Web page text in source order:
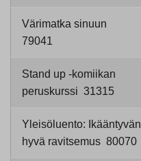
Värimatka sinuun
79041
Stand up -komiikan
peruskurssi 31315
Yleisöluento: Ikääntyvän
hyvä ravitsemus 80070